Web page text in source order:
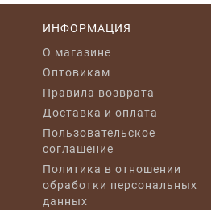
ИНФОРМАЦИЯ
O магазине
Оптовикам
Правила возврата
Доставка и оплата
Пользовательское
соглашение
Политика в отношении
обработки персональных
данных